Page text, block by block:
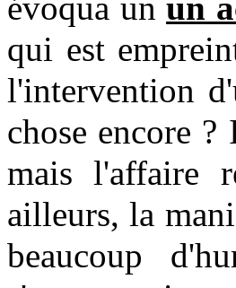
qui est
l'intervention
chose encore
mais l'affaire
ailleurs, la
beaucoup